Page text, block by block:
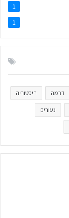
1
1
דרמה היסטוריה
נעורים